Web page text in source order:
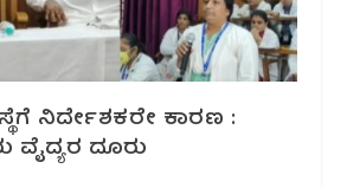
ನಿರ್ದೇಶಕರೇ ಕಾರಣ :
ವೈದ್ಯರ ದೂರು